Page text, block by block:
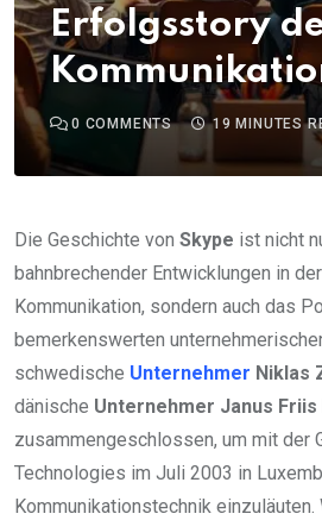
Erfolgsstory
0 COMMENTS 19 MINUTES
Die Geschichte von Skype ist nicht
bahnbrechender Entwicklungen in
Kommunikation, sondern auch das
bemerkenswerten
schwedische Unternehmer Niklas
dänische Unternehmer Janus Friis
zusammengeschlossen, um mit der
Technologies im Juli 2003 in
Kommunikationstechnik